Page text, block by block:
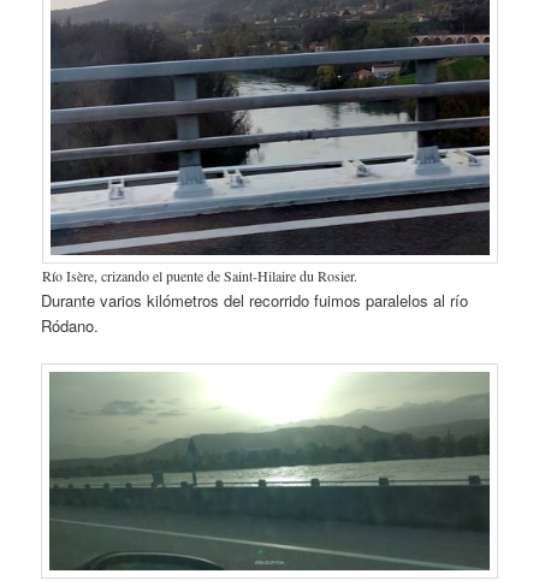
Río Isère, crizando el puente de Saint-Hilaire du Rosier.
Durante varios kilómetros del recorrido fuimos paralelos al río
Ródano.